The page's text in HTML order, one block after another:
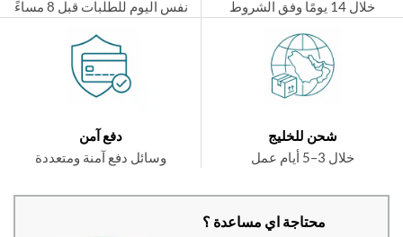
نفس اليوم للطلبات قبل 8 مساءً
شحن للخليج
دفع آمن
وسائل دفع آمنة ومتعددة
محتاجة اي مساعدة ؟